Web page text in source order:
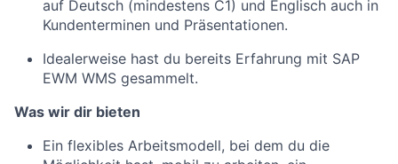
auf Deutsch (mindestens C1) und Englisch auch in
Kundenterminen und Präsentationen.
Idealerweise hast du bereits Erfahrung mit SAP
EWM WMS gesammelt.
Was wir dir bieten
Ein flexibles Arbeitsmodell, bei dem du die